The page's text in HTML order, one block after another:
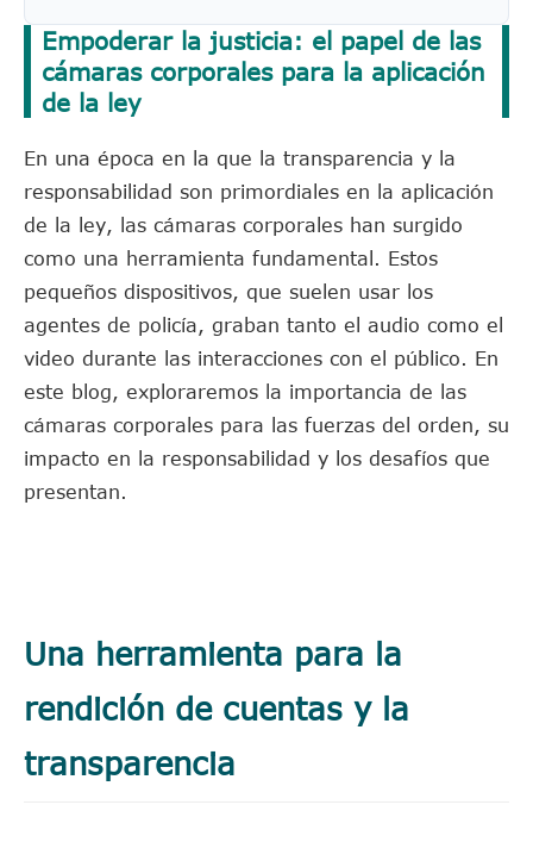
Empoderar la justicia: el papel de las
cámaras corporales para la aplicación
de la ley
En una época en la que la transparencia y la
responsabilidad son primordiales en la aplicación
de la ley, las cámaras corporales han surgido
como una herramienta fundamental. Estos
pequeños dispositivos, que suelen usar los
agentes de policía, graban tanto el audio como el
video durante las interacciones con el público. En
este blog, exploraremos la importancia de las
cámaras corporales para las fuerzas del orden, su
impacto en la responsabilidad y los desafíos que
presentan.
Una herramienta para la
rendición de cuentas y la
transparencia